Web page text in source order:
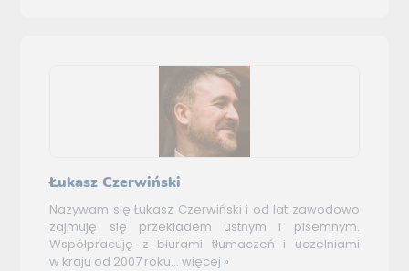
Łukasz Czerwiński
Nazywam się Łukasz Czerwiński i od lat zawodowo
zajmuję się przekładem ustnym i pisemnym.
Współpracuję z biurami tłumaczeń i uczelniami
w kraju od 2007 roku... więcej »